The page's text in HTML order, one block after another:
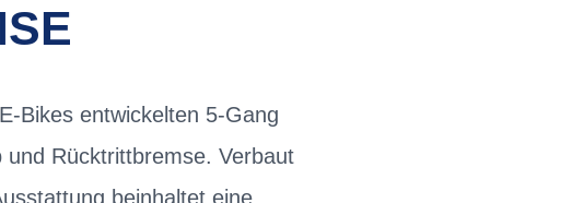
Bikes entwickelten 5-Gang
Rücktrittbremse. Verbaut
beinhaltet eine